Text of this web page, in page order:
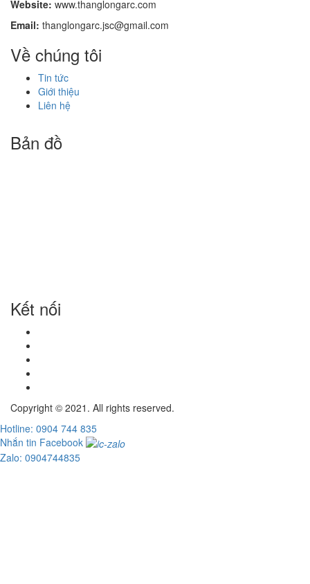
Website: www.thanglongarc.com
Email: thanglongarc.jsc@gmail.com
Về chúng tôi
Tin tức
Giới thiệu
Liên hệ
Bản đồ
Kết nối
Copyright © 2021. All rights reserved.
Hotline: 0904 744 835
Nhắn tin Facebook
Zalo: 0904744835